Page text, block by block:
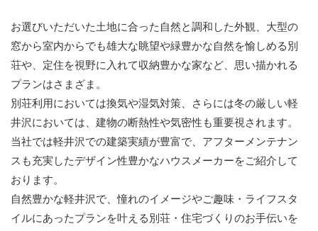
お選びいただいた土地に合った自然と調和した外観、大型の
窓から室内からでも雄大な眺望や緑豊かな自然を愉しめる別
荘や、定住を視野に入れて収納豊かな家など、思い描かれる
プランはさまざま。
別荘利用においては換気や湿気対策、さらには冬の厳しい軽
井沢においては、建物の断熱性や気密性も重要視されます。
当社では軽井沢での建築実績が豊富で、アフターメンテナン
スも充実したデザイン性豊かなハウスメーカーをご紹介して
おります。
自然豊かな軽井沢で、憧れのイメージやご趣味・ライフスタ
イルにあったプランを叶える別荘・住宅づくりのお手伝いを